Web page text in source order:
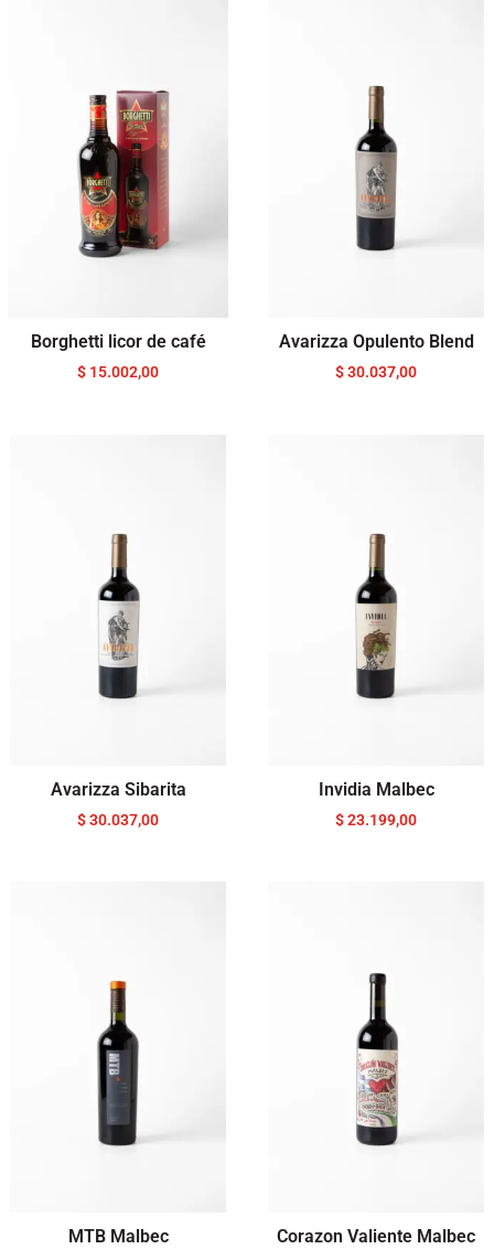
Borghetti licor de café
$ 15.002,00
Avarizza Opulento Blend
$30.037,00
Avarizza Sibarita
$30.037,00
Invidia Malbec
$23.199,00
MTB Malbec Corazon Valiente Malbec